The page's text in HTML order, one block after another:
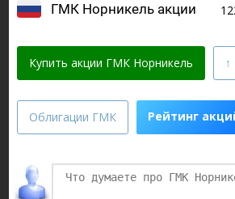
ГМК Норникель акции
Купить акции ГМК Норникель
Финаме
Облигации ГМК Рейтинг